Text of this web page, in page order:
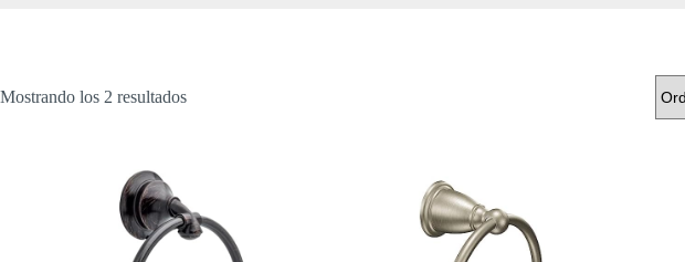
Mostrando los 2 resultados